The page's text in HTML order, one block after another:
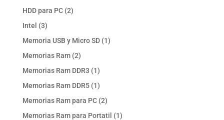
HDD para PC 22
Intel 33
productos
Memoria USB y Micro SD 11
Memorias Ram 22
productos
Memorias Ram DDR3 11
producto
Memorias Ram DDR5 11
producto
Memorias Ram para PC 22
productos
Memorias Ram para Portatil 11